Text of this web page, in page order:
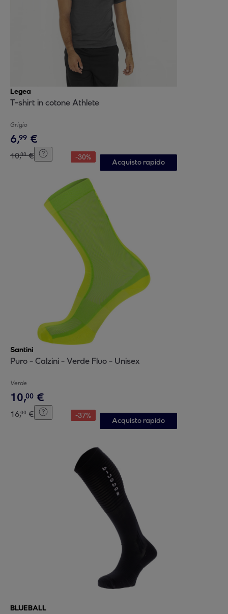
Legea
T-shirt in cotone Athlete
Grigio
6,99 €
10,00 € -30%
Acquisto rapido
Santini
Puro - Calzini - Verde Fluo - Unisex
Verde
10,00 €
16,00 € -37%
Acquisto rapido
BLUEBALL